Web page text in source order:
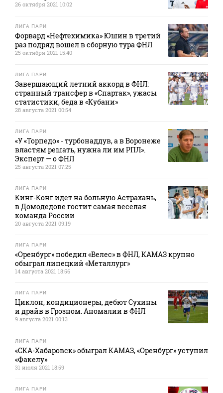
26 октября 2021 10:02
ЛИГА ПАРИ
Форвард «Нефтехимика» Юшин в третий
раз подряд вошел в сборную тура ФНЛ
25 октября 2021 15:40
ЛИГА ПАРИ
Завершающий летний аккорд в ФНЛ:
странный трансфер в «Спартак», ужасы
статистики, беда в «Кубани»
28 августа 2021 00:54
ЛИГА ПАРИ
«У «Торпедо» - турбонаддув, а в Воронеже
властям решать, нужна ли им РПЛ».
Эксперт — о ФНЛ
25 августа 2021 07:25
ЛИГА ПАРИ
Кинг-Конг идет на больную Астрахань,
в Домодедове гостит самая веселая
команда России
20 августа 2021 09:19
ЛИГА ПАРИ
«Оренбург» победил «Велес» в ФНЛ, КАМАЗ крупно
обыграл липецкий «Металлург»
14 августа 2021 18:56
ЛИГА ПАРИ
Циклон, кондиционеры, дебют Сухины
и драйв в Грозном. Аномалии в ФНЛ
9 августа 2021 00:13
ЛИГА ПАРИ
«СКА-Хабаровск» обыграл КАМАЗ, «Оренбург» уступил
«Факелу»
31 июля 2021 18:59
ЛИГА ПАРИ